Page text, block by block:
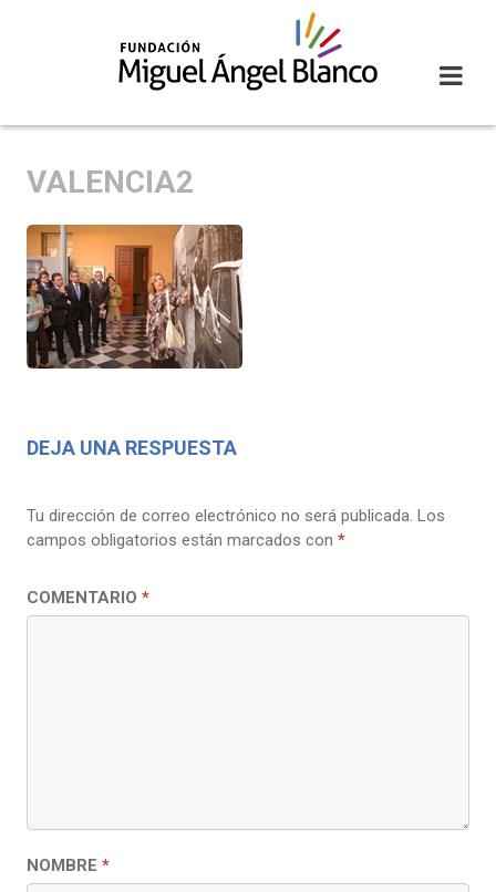
VALENCIA2
DEJA UNA RESPUESTA
Tu dirección de correo electrónico no será publicada. Los
campos obligatorios están marcados con *
COMENTARIO *
NOMBRE *